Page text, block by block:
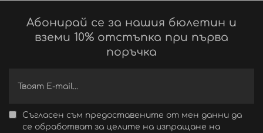
Абонирай се за нашия бюлетин и
вземи 10% отстъпка при първа
поръчка
Съгласен съм предоставените от мен данни да
се обработват за целите на изпращане на